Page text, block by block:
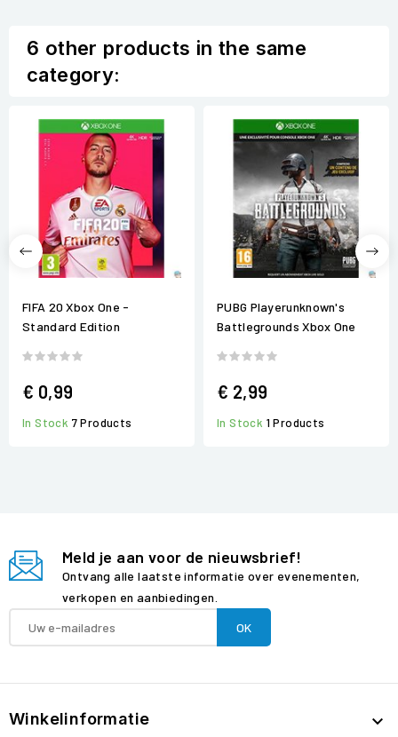
6 other products in the same
category:
FIFA 20 Xbox One -
Standard Edition
€ 0,99
In Stock 7 Products
PUBG Playerunknown's
Battlegrounds Xbox One
€ 2,99
In Stock 1 Products
Meld je aan voor de nieuwsbrief!
Ontvang alle laatste informatie over evenementen,
verkopen en aanbiedingen.
Winkelinformatie 